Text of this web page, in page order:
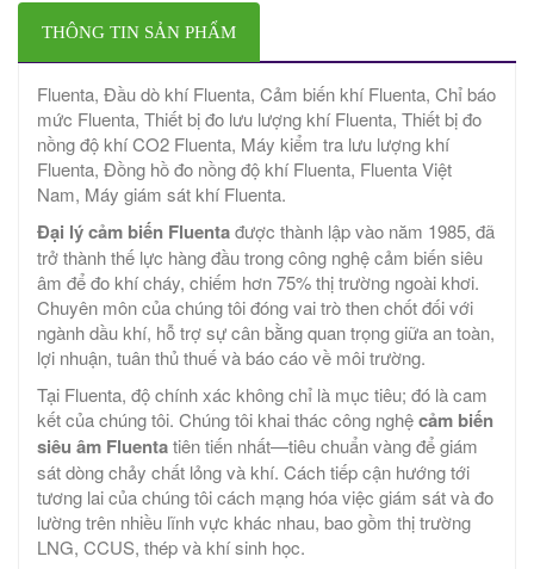
THÔNG TIN SẢN PHẨM
Fluenta, Đầu dò khí Fluenta, Cảm biến khí Fluenta, Chỉ báo
mức Fluenta, Thiết bị đo lưu lượng khí Fluenta, Thiết bị đo
nồng độ khí CO2 Fluenta, Máy kiểm tra lưu lượng khí
Fluenta, Đồng hồ đo nồng độ khí Fluenta, Fluenta Việt
Nam, Máy giám sát khí Fluenta.
Đại lý cảm biến Fluentađược thành lập vào năm 1985, đã
trở thành thế lực hàng đầu trong công nghệ cảm biến siêu
âm để đo khí cháy, chiếm hơn 75% thị trường ngoài khơi.
Chuyên môn của chúng tôi đóng vai trò then chốt đối với
ngành dầu khí, hỗ trợ sự cân bằng quan trọng giữa an toàn,
lợi nhuận, tuân thủ thuế và báo cáo về môi trường.
Tại Fluenta, độ chính xác không chỉ là mục tiêu; đó là cam
kết của chúng tôi. Chúng tôi khai thác công nghệcảm biến
siêu âm Fluentatiên tiến nhất—tiêu chuẩn vàng để giám
sát dòng chảy chất lỏng và khí. Cách tiếp cận hướng tới
tương lai của chúng tôi cách mạng hóa việc giám sát và đo
lường trên nhiều lĩnh vực khác nhau, bao gồm thị trường
LNG, CCUS, thép và khí sinh học.